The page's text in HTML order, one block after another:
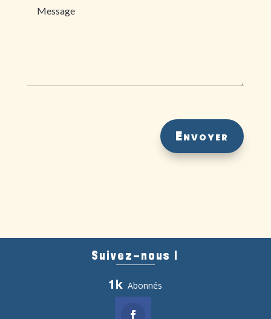
Envoyer
Suivez-nous !
1k